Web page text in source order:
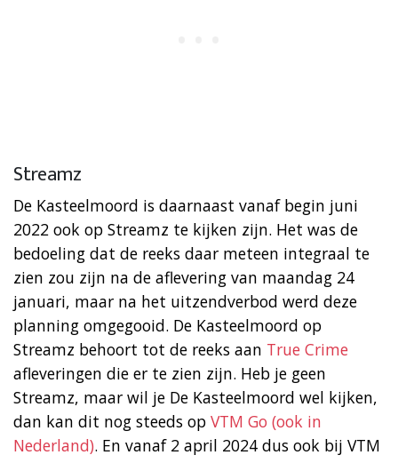
Streamz
De Kasteelmoord is daarnaast vanaf begin juni
2022 ook op Streamz te kijken zijn. Het was de
bedoeling dat de reeks daar meteen integraal te
zien zou zijn na de aflevering van maandag 24
januari, maar na het uitzendverbod werd deze
planning omgegooid. De Kasteelmoord op
Streamz behoort tot de reeks aan True Crime
afleveringen die er te zien zijn. Heb je geen
Streamz, maar wil je De Kasteelmoord wel kijken,
dan kan dit nog steeds op VTM Go (ook in
Nederland). En vanaf 2 april 2024 dus ook bij VTM